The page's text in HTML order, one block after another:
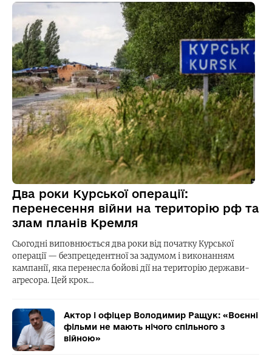
Два роки Курської операції:
перенесення війни на територію рф та
злам планів Кремля
Сьогодні виповнюється два роки від початку Курської
операції — безпрецедентної за задумом і виконанням
кампанії, яка перенесла бойові дії на територію держави-
агресора. Цей крок…
Актор і офіцер Володимир Ращук: «Воєнні
фільми не мають нічого спільного з
війною»